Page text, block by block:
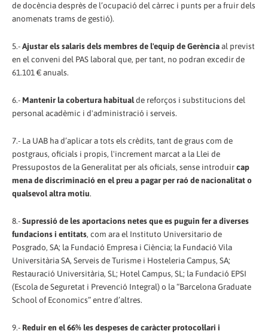
de docència desprès de l’ocupació del càrrec i punts per a fruir dels
anomenats trams de gestió).
5.-Ajustar els salaris dels membres de l'equip de Gerènciaal previst
en el conveni del PAS laboral que, per tant, no podran excedir de
61.101 € anuals.
6.- Mantenir la cobertura habitualde reforços i substitucions del
personal acadèmic i d'administració i serveis.
7.- La UAB ha d’aplicar a tots els crèdits, tant de graus com de
postgraus, oficials i propis, l'increment marcat a la Llei de
Pressupostos de la Generalitat per als oficials, sense introduircap
mena de discriminació en el preu a pagar per raó de nacionalitat o
qualsevol altra motiu.
8.-Supressió de les aportacions netes que es puguin fer a diverses
fundacions i entitats, com ara el Instituto Universitario de
Posgrado, SA; la Fundació Empresa i Ciència; la Fundació Vila
Universitària SA, Serveis de Turisme i Hosteleria Campus, SA;
Restauració Universitària, SL; Hotel Campus, SL; la Fundació EPSI
(Escola de Seguretat i Prevenció Integral) o la “Barcelona Graduate
School of Economics” entre d’altres.
9.- Reduir en el 66% les despeses de caràcter protocol·lari i